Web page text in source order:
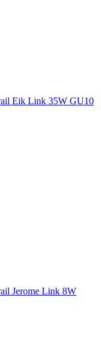
Eik Link 35W GU10
Jerome Link 8W